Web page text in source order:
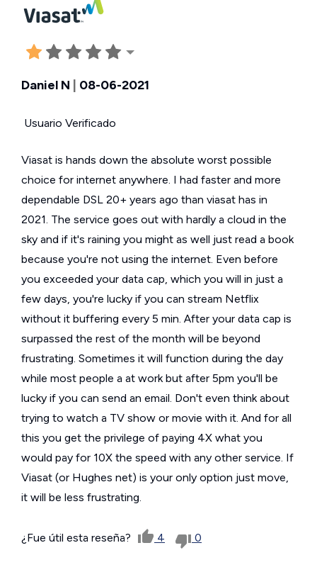
Daniel N | 08-06-2021
Usuario Verificado
Viasat is hands down the absolute worst possible
choice for internet anywhere. I had faster and more
dependable DSL 20+ years ago than viasat has in
2021. The service goes out with hardly a cloud in the
sky and if it's raining you might as well just read a book
because you're not using the internet. Even before
you exceeded your data cap, which you will in just a
few days, you're lucky if you can stream Netflix
without it buffering every 5 min. After your data cap is
surpassed the rest of the month will be beyond
frustrating. Sometimes it will function during the day
while most people a at work but after 5pm you'll be
lucky if you can send an email. Don't even think about
trying to watch a TV show or movie with it. And for all
this you get the privilege of paying 4X what you
would pay for 10X the speed with any other service. If
Viasat (or Hughes net) is your only option just move,
it will be less frustrating.
¿Fue útil esta reseña? 4 0